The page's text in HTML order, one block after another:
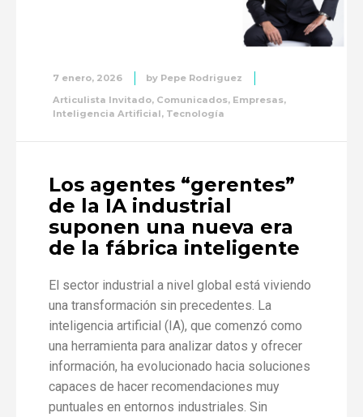
7 enero, 2026 by Pepe Rodriguez
Articulista Invitado, Comunicados, Empresas,
Inteligencia Artificial, Tecnología
Los agentes “gerentes”
de la IA industrial
suponen una nueva era
de la fábrica inteligente
El sector industrial a nivel global está viviendo
una transformación sin precedentes. La
inteligencia artificial (IA), que comenzó como
una herramienta para analizar datos y ofrecer
información, ha evolucionado hacia soluciones
capaces de hacer recomendaciones muy
puntuales en entornos industriales. Sin